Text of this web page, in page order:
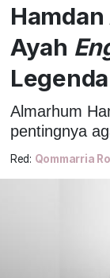
Ayah
Almarhum
pentingnya
Red: Qommarria